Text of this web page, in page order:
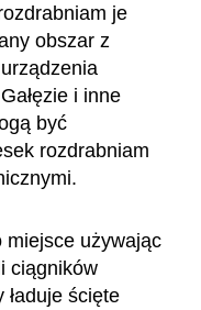
je
obszar z
i inne
być
rozdrabniam
miejsce używając
ciągników
ścięte